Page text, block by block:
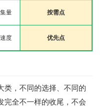
量 按需点
度 优先点
类，不同的选择、不同的
完全不一样的收尾，不会